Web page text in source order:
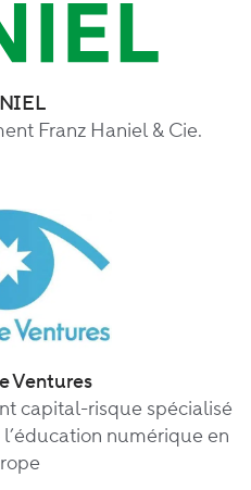
Franz Haniel & Cie.
Ventures
capital-risque spécialisé
numérique en